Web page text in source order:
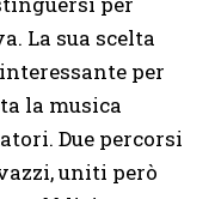
La sua scelta
per
la musica
Due percorsi
uniti però